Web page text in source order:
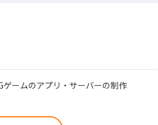
ームのアプリ・サーバーの制作